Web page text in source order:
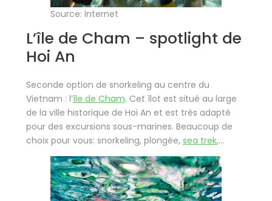
Source: Internet
L’île de Cham – spotlight de
Hoi An
Seconde option de snorkeling au centre du
Vietnam : l’île de Cham. Cet îlot est situé au large
de la ville historique de Hoi An et est très adapté
pour des excursions sous-marines. Beaucoup de
choix pour vous: snorkeling, plongée, sea trek,…